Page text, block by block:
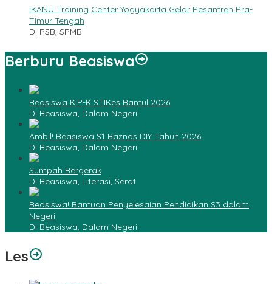
IKANU Training Center Yogyakarta Gelar Pesantren Pra-
Timur Tengah
Di PSB, SPMB
Berburu Beasiswa
Beasiswa KIP-K STIKes Bantul 2026
Di Beasiswa, Dalam Negeri
Ambil! Beasiswa S1 Baznas DIY Tahun 2026
Di Beasiswa, Dalam Negeri
Sumpah Bergerak
Di Beasiswa, Literasi, Serat
Beasiswa! Bantuan Penyelesaian Pendidikan S3 dalam
Negeri
Di Beasiswa, Dalam Negeri
Les